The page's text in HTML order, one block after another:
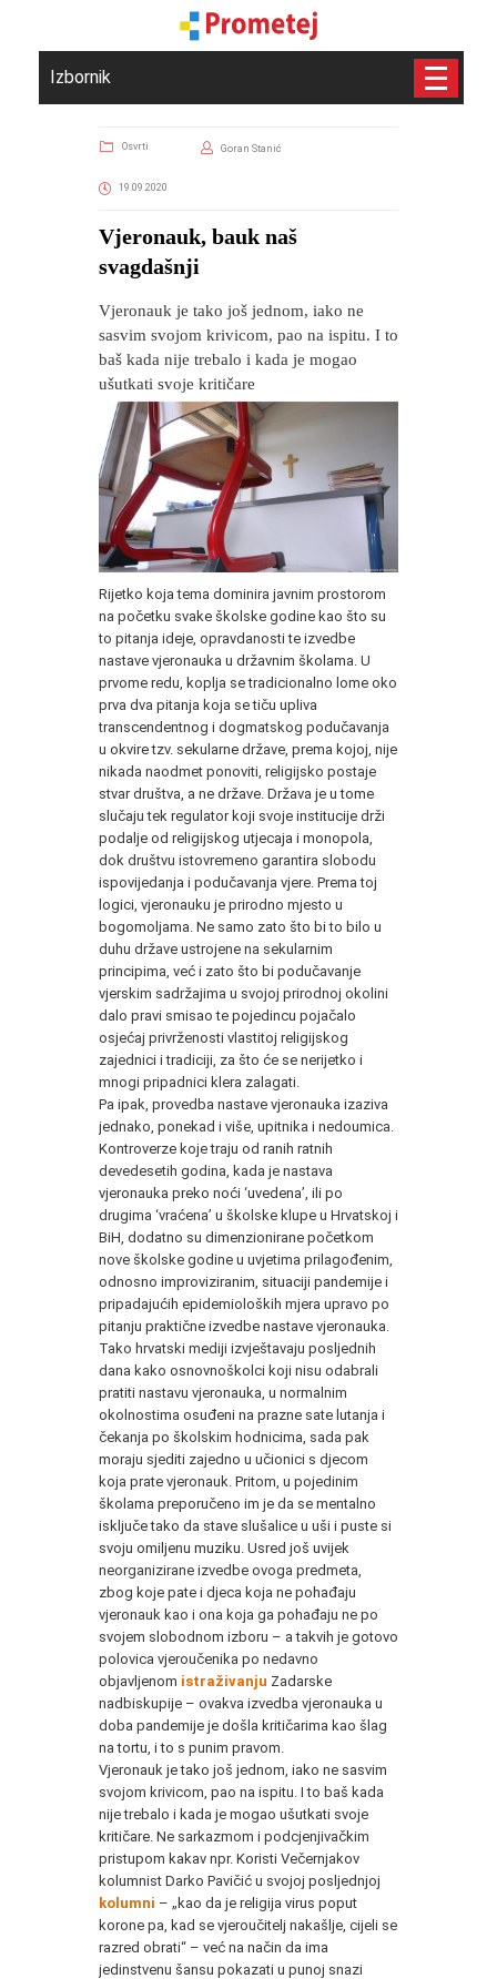
Izbornik
Osvrti Goran Stanić
19.09.2020
Vjeronauk, bauk naš
svagdašnji
Vjeronauk je tako još jednom, iako ne
sasvim svojom krivicom, pao na ispitu. I to
baš kada nije trebalo i kada je mogao
ušutkati svoje kritičare
Rijetko koja tema dominira javnim prostorom
na početku svake školske godine kao što su
to pitanja ideje, opravdanosti te izvedbe
nastave vjeronauka u državnim školama. U
prvome redu, koplja se tradicionalno lome oko
prva dva pitanja koja se tiču upliva
transcendentnog i dogmatskog podučavanja
u okvire tzv. sekularne države, prema kojoj, nije
nikada naodmet ponoviti, religijsko postaje
stvar društva, a ne države. Država je u tome
slučaju tek regulator koji svoje institucije drži
podalje od religijskog utjecaja i monopola,
dok društvu istovremeno garantira slobodu
ispovijedanja i podučavanja vjere. Prema toj
logici, vjeronauku je prirodno mjesto u
bogomoljama. Ne samo zato što bi to bilo u
duhu države ustrojene na sekularnim
principima, već i zato što bi podučavanje
vjerskim sadržajima u svojoj prirodnoj okolini
dalo pravi smisao te pojedincu pojačalo
osjećaj privrženosti vlastitoj religijskog
zajednici i tradiciji, za što će se nerijetko i
mnogi pripadnici klera zalagati.
Pa ipak, provedba nastave vjeronauka izaziva
jednako, ponekad i više, upitnika i nedoumica.
Kontroverze koje traju od ranih ratnih
devedesetih godina, kada je nastava
vjeronauka preko noći ‘uvedena’, ili po
drugima ‘vraćena’ u školske klupe u Hrvatskoj i
BiH, dodatno su dimenzionirane početkom
nove školske godine u uvjetima prilagođenim,
odnosno improviziranim, situaciji pandemije i
pripadajućih epidemioloških mjera upravo po
pitanju praktične izvedbe nastave vjeronauka.
Tako hrvatski mediji izvještavaju posljednih
dana kako osnovnoškolci koji nisu odabrali
pratiti nastavu vjeronauka, u normalnim
okolnostima osuđeni na prazne sate lutanja i
čekanja po školskim hodnicima, sada pak
moraju sjediti zajedno u učionici s djecom
koja prate vjeronauk. Pritom, u pojedinim
školama preporučeno im je da se mentalno
isključe tako da stave slušalice u uši i puste si
svoju omiljenu muziku. Usred još uvijek
neorganizirane izvedbe ovoga predmeta,
zbog koje pate i djeca koja ne pohađaju
vjeronauk kao i ona koja ga pohađaju ne po
svojem slobodnom izboru – a takvih je gotovo
polovica vjeroučenika po nedavno
objavljenom istraživanju Zadarske
nadbiskupije – ovakva izvedba vjeronauka u
doba pandemije je došla kritičarima kao šlag
na tortu, i to s punim pravom.
Vjeronauk je tako još jednom, iako ne sasvim
svojom krivicom, pao na ispitu. I to baš kada
nije trebalo i kada je mogao ušutkati svoje
kritičare. Ne sarkazmom i podcjenjivačkim
pristupom kakav npr. Koristi Večernjakov
kolumnist Darko Pavičić u svojoj posljednjoj
kolumni – „kao da je religija virus poput
korone pa, kad se vjeroučitelj nakašlje, cijeli se
razred obrati“ – već na način da ima
jedinstvenu šansu pokazati u punoj snazi